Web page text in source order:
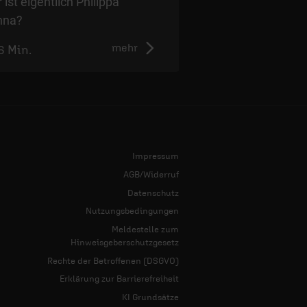
mehr
Min.
Impressum
AGB/Widerruf
Datenschutz
Nutzungsbedingungen
Meldestelle zum
Hinweisgeberschutzgesetz
Rechte der Betroffenen (DSGVO)
Erklärung zur Barrierefreiheit
KI Grundsätze